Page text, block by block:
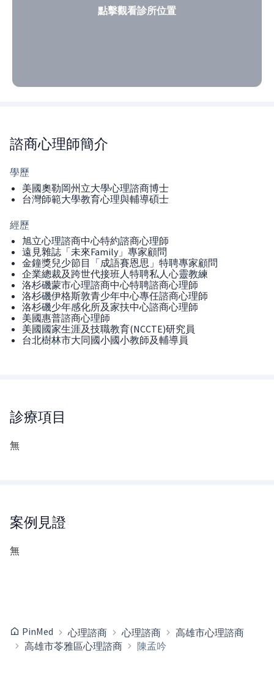
點擊觀看診所位置
諮商心理師簡介
學歷
美國奧勒岡州立大學心理諮商博士
台灣師範大學教育心理與輔導碩士
經歷
旭立心理諮商中心特約諮商心理師
遠見雜誌「未來Family」專家顧問
金鐘獎兒少節目「成語賽恩思」特聘專家顧問
企業總裁及跨世代接班人特聘私人心靈教練
洛杉磯蒙市心理諮商中心特聘諮商心理師
洛杉磯伊格斯敦青少年中心專任諮商心理師
洛杉磯少年感化所及家扶中心諮商心理師
美國惠普諮商心理師
美國國家生涯及技職教育(NCCTE)研究員
台北樹林市大同國小國小教師及輔導員
診療項目
無
案例見證
無
PinMed 心理諮商 心理諮商
高雄市心理諮商
高雄市苓雅區心理諮商
陳孟吟